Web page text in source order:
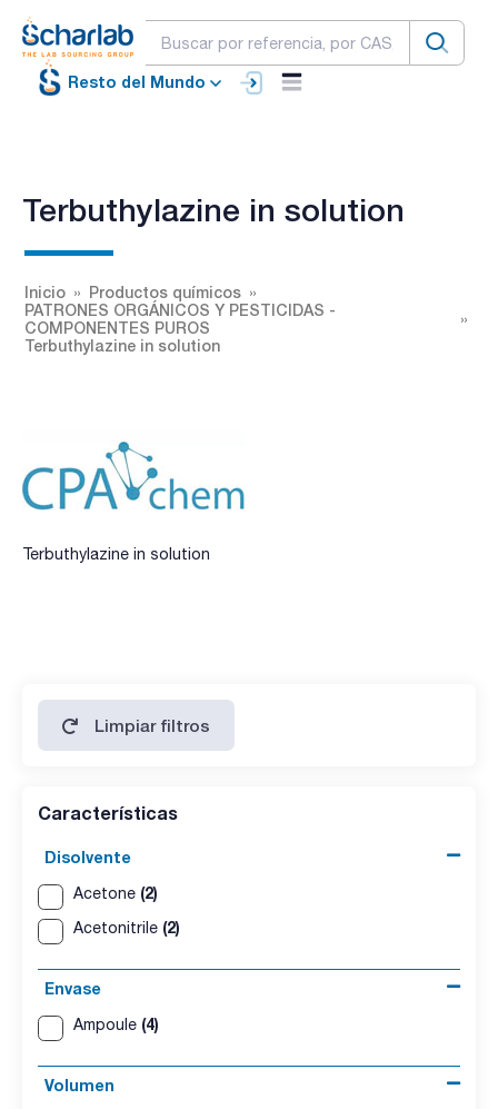
Resto del Mundo
Terbuthylazine in solution
Inicio
Productos químicos
PATRONES ORGÁNICOS Y PESTICIDAS -
COMPONENTES PUROS
Terbuthylazine in solution
Terbuthylazine in solution
Limpiar filtros
Características
Disolvente
Acetone (2)
Acetonitrile (2)
Envase
Ampoule (4)
Volumen